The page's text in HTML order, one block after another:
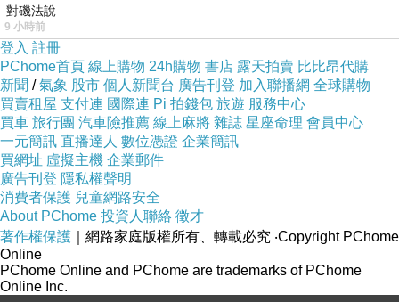
意，說明大半觀眾對本片的喜愛，但《特約經紀公司》是
我今年金馬影展看到目前為止，映後投票的最低分。
(底下會提及關鍵劇情，請斟酌閱讀)
對磯法說
9 小時前
登入 註冊
PChome首頁 線上購物 24h購物 書店 露天拍賣 比比昂代購
新聞 /氣象 股市 個人新聞台 廣告刊登 加入聯播網 全球購物
買賣租屋 支付連 國際連 Pi 拍錢包 旅遊 服務中心
買車 旅行團 汽車險推薦 線上麻將 雜誌 星座命理 會員中心
一元簡訊 直播達人 數位憑證 企業簡訊
買網址 虛擬主機 企業郵件
廣告刊登 隱私權聲明
消費者保護 兒童網路安全
About PChome 投資人聯絡 徵才
著作權保護 ｜網路家庭版權所有、轉載必究 ‧Copyright PChome
Online
PChome Online and PChome are trademarks of PChome
Online Inc.